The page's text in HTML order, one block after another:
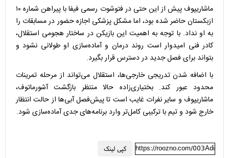
ماشاریپوف پیش از این حتی در فتوشوت رسمی فیفا با پیراهن شماره ۱۰
ازبکستان حاضر شده بود، اما مشکل پزشکی اجازه حضور در مسابقات را
به او نداد. با توجه به اهمیت این بازیکن در ساختار هجومی استقلال،
کادر فنی امیدوار است روند درمان و آماده‌سازی او طولانی نشود و
بتواند برای فصل جدید در دسترس قرار بگیرد.
با اضافه شدن تدریجی خارجی‌ها، استقلال می‌تواند از مرحله تمرینات
محدود عبور کند. بختیاری‌زاده حالا منتظر بازگشت آشورماتوف،
ماشاریپوف و سایر نفرات غایب است تا پیش‌فصل آبی‌ها از حالت انتظار
خارج شود و تیم با ترکیبی کامل‌تر وارد برنامه‌های جدی آماده‌سازی شود.
کپی لینک https://roozno.com/003Adi